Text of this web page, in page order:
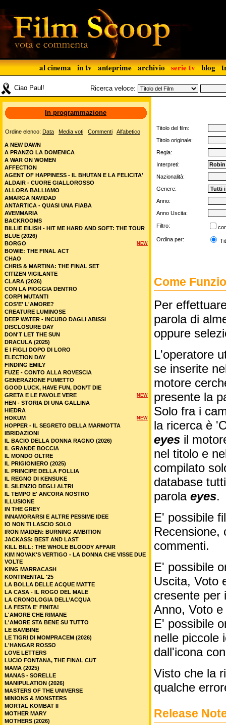
al cinema in tv anteprime archivio serie tv blog
Ciao Paul! Ricerca veloce:
Titolo del film:
Titolo originale:
Regia:
Interpreti:
Nazionalità:
Genere:
Anno:
Anno Uscita:
Filtro:
Ordina per:
Come
Per
parola di
oppure
L'operatore
se inserite
motore
presente la
Solo fra i
la ricerca è
eyes il
nel titolo e
compilato
database
parola eyes.
E' possibile
Recensione,
commenti.
E' possibile
Uscita, Voto
cresente per
Anno, Voto
E' possibile
nelle piccole
dall'icona
Visto che la
qualche
Release
In programmazione
Ordine elenco: Data Media voti Commenti Alfabetico
A NEW DAWN
A PRANZO LA DOMENICA
A WAR ON WOMEN
AFFECTION
AGENT OF HAPPINESS - IL BHUTAN E LA FELICITA'
ALDAIR - CUORE GIALLOROSSO
ALLORA BALLIAMO
AMARGA NAVIDAD
ANTARTICA - QUASI UNA FIABA
AVEMMARIA
BACKROOMS
BILLIE EILISH - HIT ME HARD AND SOFT: THE TOUR
BLUE (2026)
NEW
BORGO
BOWIE: THE FINAL ACT
CHAO
CHRIS & MARTINA: THE FINAL SET
CITIZEN VIGILANTE
CLARA (2026)
CON LA PIOGGIA DENTRO
CORPI MUTANTI
COS'E' L'AMORE?
CREATURE LUMINOSE
DEEP WATER - INCUBO DAGLI ABISSI
DISCLOSURE DAY
DON'T LET THE SUN
DRACULA (2025)
E I FIGLI DOPO DI LORO
ELECTION DAY
FINDING EMILY
FUZE - CONTO ALLA ROVESCIA
GENERAZIONE FUMETTO
GOOD LUCK, HAVE FUN, DON’T DIE
NEW
GRETA E LE FAVOLE VERE
HEN - STORIA DI UNA GALLINA
HIEDRA
NEW
HOKUM
HOPPER - IL SEGRETO DELLA MARMOTTA
IBRIDAZIONI
IL BACIO DELLA DONNA RAGNO (2026)
IL GRANDE BOCCIA
IL MONDO OLTRE
IL PRIGIONIERO (2025)
IL PRINCIPE DELLA FOLLIA
IL REGNO DI KENSUKE
IL SILENZIO DEGLI ALTRI
IL TEMPO E' ANCORA NOSTRO
ILLUSIONE
IN THE GREY
INNAMORARSI E ALTRE PESSIME IDEE
IO NON TI LASCIO SOLO
IRON MAIDEN: BURNING AMBITION
JACKASS: BEST AND LAST
KILL BILL: THE WHOLE BLOODY AFFAIR
KIM NOVAK'S VERTIGO - LA DONNA CHE VISSE DUE
VOLTE
KING MARRACASH
KONTINENTAL '25
LA BOLLA DELLE ACQUE MATTE
LA CASA - IL ROGO DEL MALE
LA CRONOLOGIA DELL’ACQUA
LA FESTA E' FINITA!
L'AMORE CHE RIMANE
L'AMORE STA BENE SU TUTTO
LE BAMBINE
LE TIGRI DI MOMPRACEM (2026)
L'HANGAR ROSSO
LOVE LETTERS
LUCIO FONTANA, THE FINAL CUT
MAMA (2025)
MANAS - SORELLE
MANIPULATION (2026)
MASTERS OF THE UNIVERSE
MINIONS & MONSTERS
MORTAL KOMBAT II
MOTHER MARY
MOTHERS (2026)